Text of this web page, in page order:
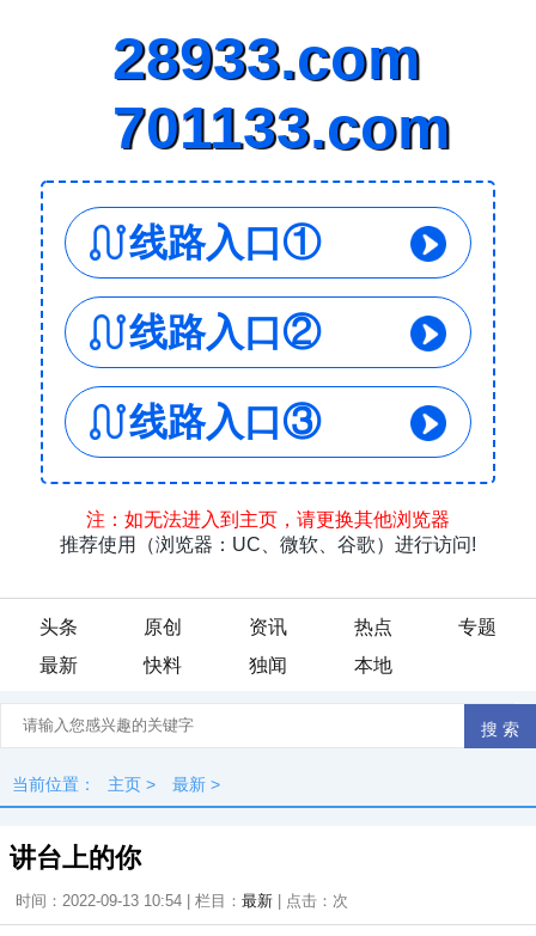
头条 原创 资讯 热点
专题
最新
快料 独闻 本地
当前位置： 主页 > 最新 >
讲台上的你
时间：2022-09-13 10:54 | 栏目： 最新 | 点击： 次